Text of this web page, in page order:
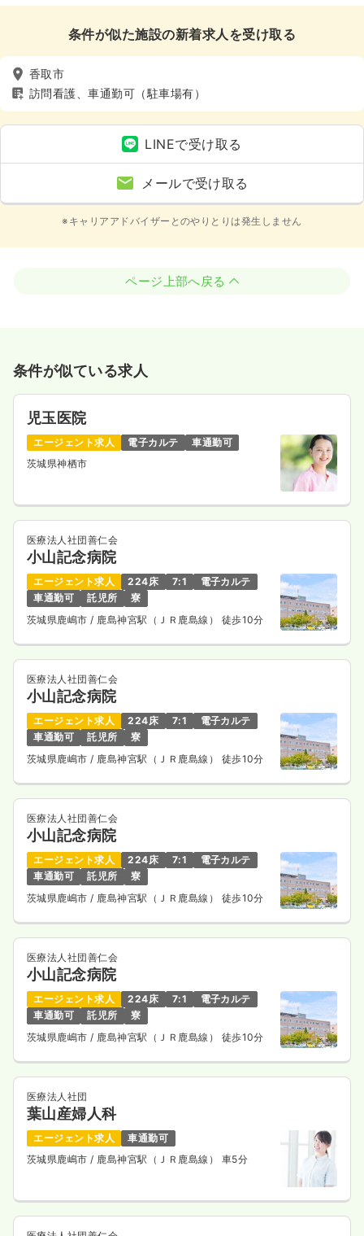
条件が似た施設の新着求人を受け取る
香取市
訪問看護、車通勤可（駐車場有）
LINEで受け取る
メールで受け取る
※キャリアアドバイザーとのやりとりは発生しません
ページ上部へ戻る
条件が似ている求人
児玉医院
エージェント求人 電子カルテ
車通勤可
茨城県神栖市
医療法人社団善仁会
小山記念病院
エージェント求人 224床 7:1
電子カルテ
車通勤可
託児所
寮
茨城県鹿嶋市 / 鹿島神宮駅（ＪＲ鹿島線） 徒歩10分
医療法人社団善仁会
小山記念病院
エージェント求人 224床 7:1
電子カルテ
車通勤可
託児所
寮
茨城県鹿嶋市 / 鹿島神宮駅（ＪＲ鹿島線） 徒歩10分
医療法人社団善仁会
小山記念病院
エージェント求人 224床 7:1
電子カルテ
車通勤可
託児所
寮
茨城県鹿嶋市 / 鹿島神宮駅（ＪＲ鹿島線） 徒歩10分
医療法人社団善仁会
小山記念病院
エージェント求人 224床 7:1
電子カルテ
車通勤可
託児所
寮
茨城県鹿嶋市 / 鹿島神宮駅（ＪＲ鹿島線） 徒歩10分
医療法人社団
葉山産婦人科
エージェント求人
車通勤可
茨城県鹿嶋市/ 鹿島神宮駅（ＪＲ鹿島線） 車5分